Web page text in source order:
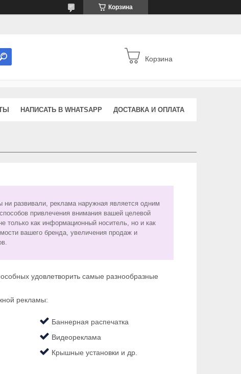
Корзина
Корзина
НАПИСАТЬ В WHATSAPP ДОСТАВКА И ОПЛАТА
развивали, реклама наружная является одним
привлечения внимания вашей целевой
только как информационный носитель, но и как
вашего бренда, увеличения продаж и
удовлетворить самые разнообразные
рекламы:
​​​​​​​ Баннерная распечатка
​​​​​​​ Видеореклама
​​​​​​​ Крышные установки и др.